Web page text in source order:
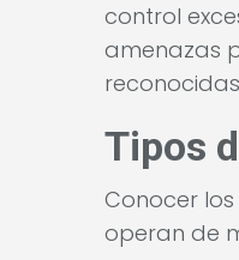
control
amenazas
Tipos
Conocer
operan de